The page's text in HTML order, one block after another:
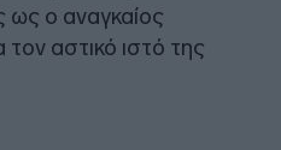
ως ο αναγκαίος
αστικό ιστό της